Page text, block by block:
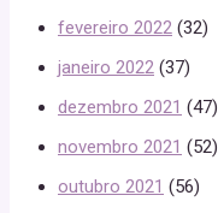
fevereiro 2022 (32)
janeiro 2022 (37)
dezembro 2021 (47)
novembro 2021 (52)
outubro 2021 (56)